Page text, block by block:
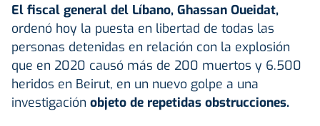
El fiscal general del Líbano, Ghassan Oueidat,
ordenó hoy la puesta en libertad de todas las
personas detenidas en relación con la explosión
que en 2020 causó más de 200 muertos y 6.500
heridos en Beirut, en un nuevo golpe a una
investigación objeto de repetidas obstrucciones.